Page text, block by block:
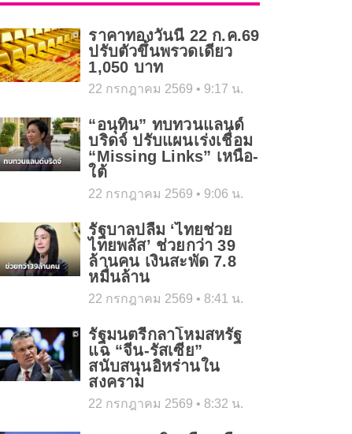
ราคาทองวันนี้ 22 ก.ค.69
ปรับตัวขึ้นพรวดเดียว
1,050 บาท
22 กรกฎาคม 2569 9:17 น.
“อนุทิน” ทบทวนแลนด์
บริดจ์ ปรับแผนเร่งเชื่อม
“Missing Links” เหนือ-
ใต้
22 กรกฎาคม 2569 9:06 น.
รัฐบาลปลื้ม ‘ไทยช่วย
ไทยพลัส’ ช่วยกว่า 39
ล้านคน เงินสะพัด 7.8
หมื่นล้าน
22 กรกฎาคม 2569 8:41 น.
รัฐมนตรีกลาโหมสหรัฐ
แฉ “จีน-รัสเซีย”
สนับสนุนอิหร่านใน
สงคราม
22 กรกฎาคม 2569 8:32 น.